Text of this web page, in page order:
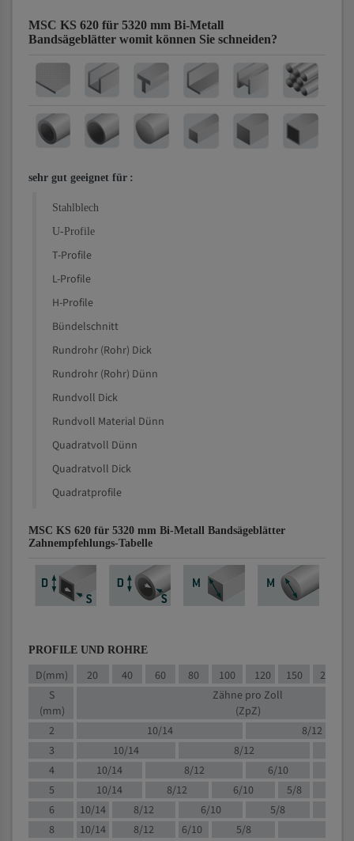
MSC KS 620 für 5320 mm Bi-Metall
Bandsägeblätter womit können Sie schneiden?
sehr gut geeignet für :
Stahlblech
U-Profile
T-Profile
L-Profile
H-Profile
Bündelschnitt
Rundrohr (Rohr) Dick
Rundrohr (Rohr) Dünn
Rundvoll Dick
Rundvoll Material Dünn
Quadratvoll Dünn
Quadratvoll Dick
Quadratprofile
MSC KS 620 für 5320 mm Bi-Metall Bandsägeblätter
Zahnempfehlungs-Tabelle
PROFILE UND ROHRE
D(mm) 20 40 60 80 100 120 150 200
S
(mm)
Zähne pro Zoll
(ZpZ)
2
10/14
8/12
3
10/14 8/12
4
10/14 8/12 6/10
5
10/14 8/12 6/10
5/8
6
10/14 8/12 6/10
5/8
8
10/14 8/12 6/10 5/8